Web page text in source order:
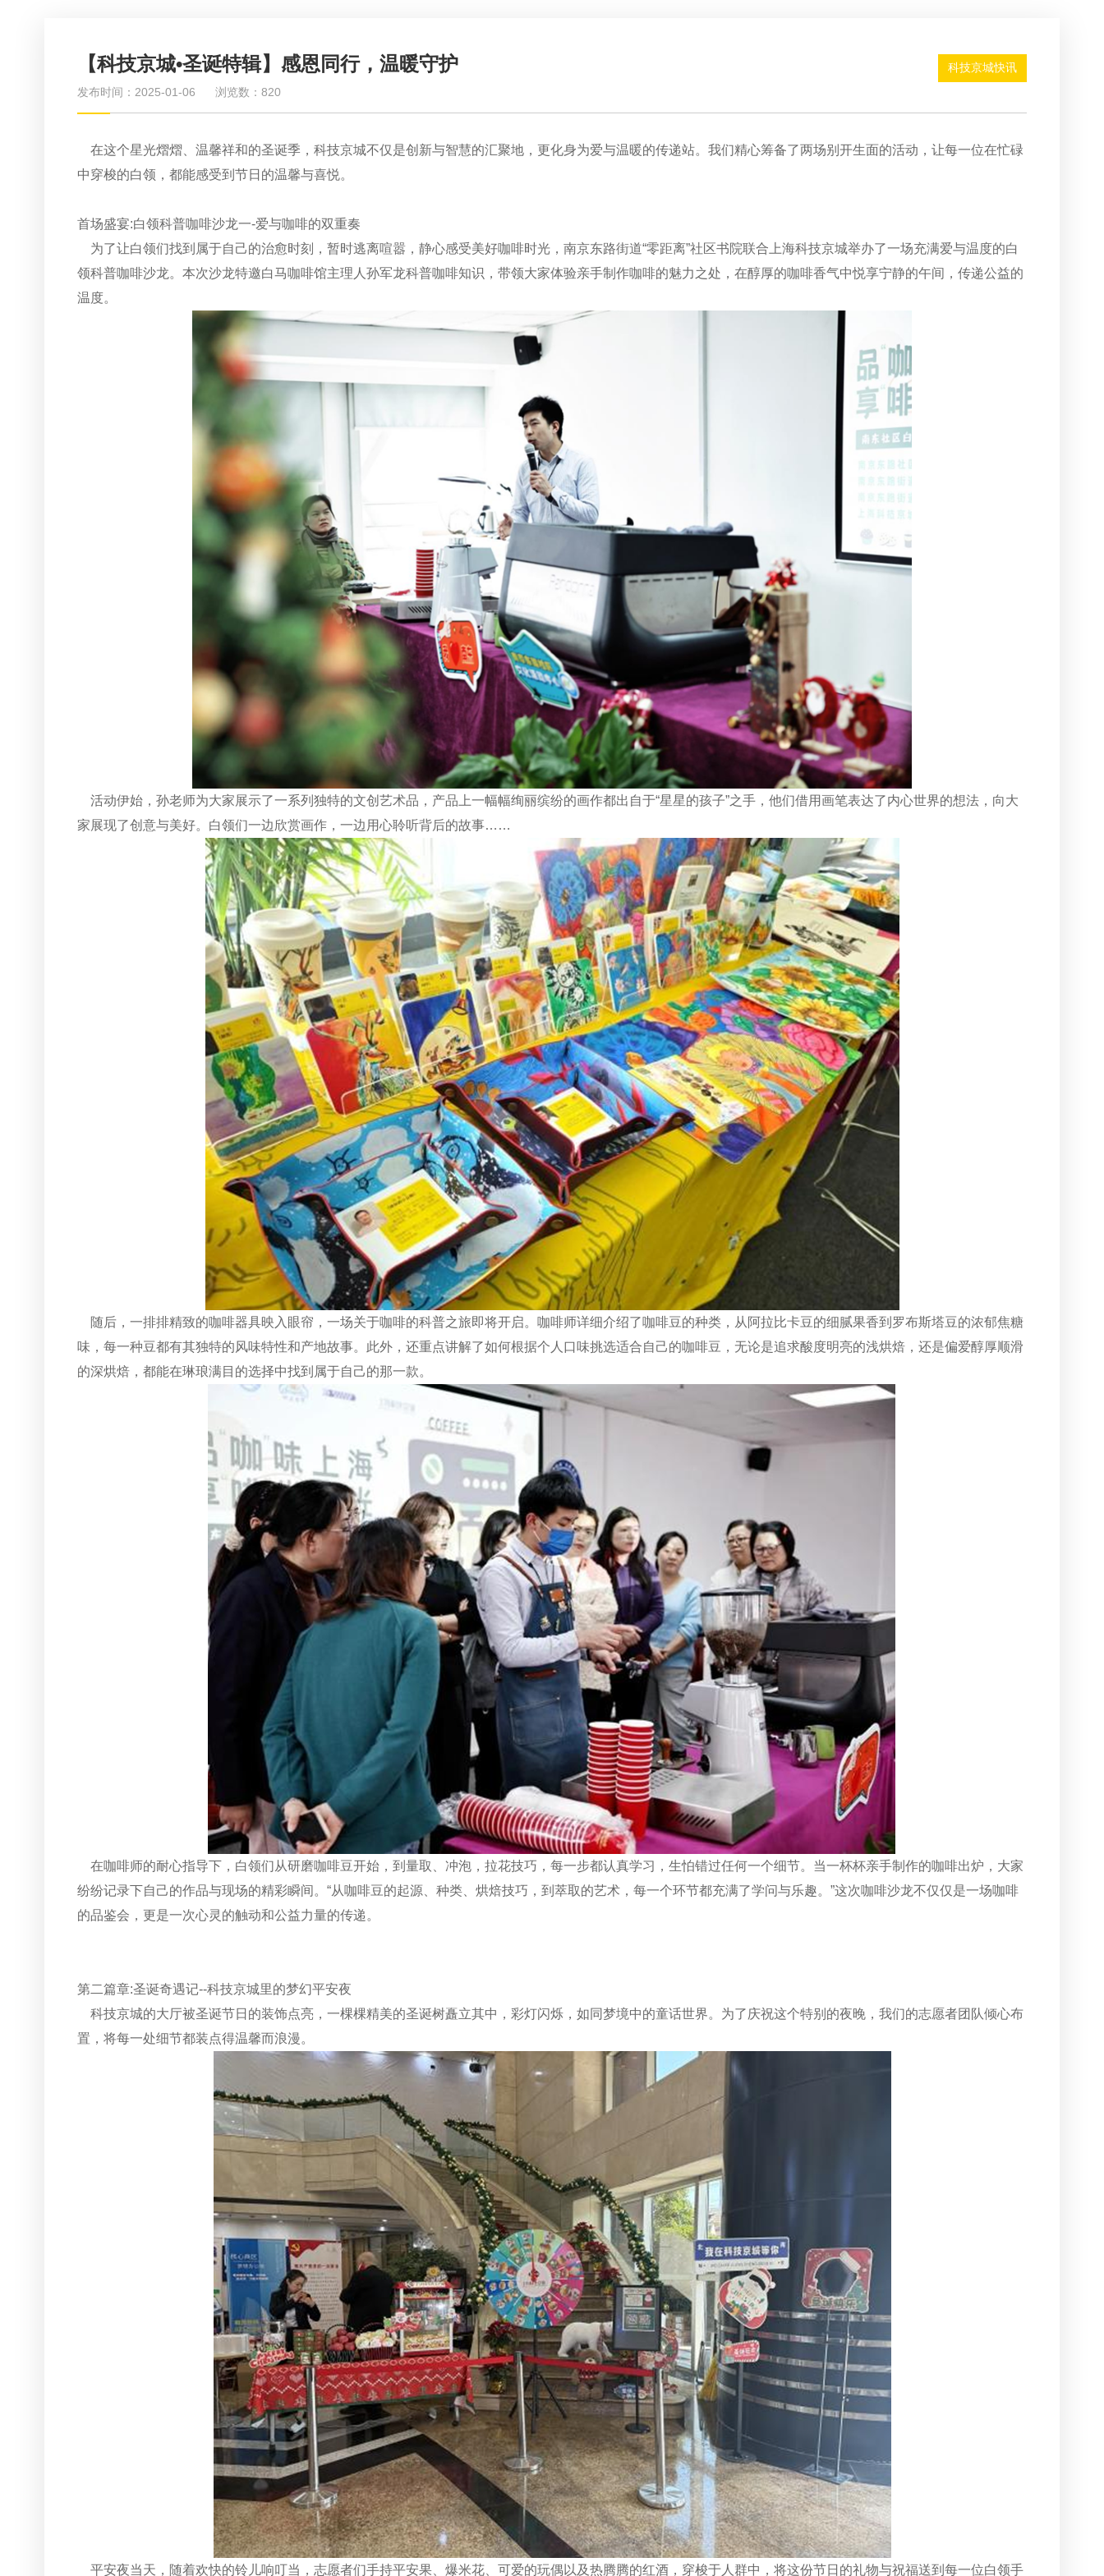
【科技京城•圣诞特辑】感恩同行，温暖守护
科技京城快讯
发布时间：2025-01-06
浏览数：820
在这个星光熠熠、温馨祥和的圣诞季，科技京城不仅是创新与智慧的汇聚地，更化身为爱与温暖的传递站。我们精心筹备了两场别开生面的活动，让每一位在忙碌
中穿梭的白领，都能感受到节日的温馨与喜悦。
首场盛宴:白领科普咖啡沙龙一-爱与咖啡的双重奏
为了让白领们找到属于自己的治愈时刻，暂时逃离喧嚣，静心感受美好咖啡时光，南京东路街道“零距离”社区书院联合上海科技京城举办了一场充满爱与温度的白
领科普咖啡沙龙。本次沙龙特邀白马咖啡馆主理人孙军龙科普咖啡知识，带领大家体验亲手制作咖啡的魅力之处，在醇厚的咖啡香气中悦享宁静的午间，传递公益的
温度。
活动伊始，孙老师为大家展示了一系列独特的文创艺术品，产品上一幅幅绚丽缤纷的画作都出自于“星星的孩子”之手，他们借用画笔表达了内心世界的想法，向大
家展现了创意与美好。白领们一边欣赏画作，一边用心聆听背后的故事……
随后，一排排精致的咖啡器具映入眼帘，一场关于咖啡的科普之旅即将开启。咖啡师详细介绍了咖啡豆的种类，从阿拉比卡豆的细腻果香到罗布斯塔豆的浓郁焦糖
味，每一种豆都有其独特的风味特性和产地故事。此外，还重点讲解了如何根据个人口味挑选适合自己的咖啡豆，无论是追求酸度明亮的浅烘焙，还是偏爱醇厚顺滑
的深烘焙，都能在琳琅满目的选择中找到属于自己的那一款。
在咖啡师的耐心指导下，白领们从研磨咖啡豆开始，到量取、冲泡，拉花技巧，每一步都认真学习，生怕错过任何一个细节。当一杯杯亲手制作的咖啡出炉，大家
纷纷记录下自己的作品与现场的精彩瞬间。“从咖啡豆的起源、种类、烘焙技巧，到萃取的艺术，每一个环节都充满了学问与乐趣。”这次咖啡沙龙不仅仅是一场咖啡
的品鉴会，更是一次心灵的触动和公益力量的传递。
第二篇章:圣诞奇遇记--科技京城里的梦幻平安夜
科技京城的大厅被圣诞节日的装饰点亮，一棵棵精美的圣诞树矗立其中，彩灯闪烁，如同梦境中的童话世界。为了庆祝这个特别的夜晚，我们的志愿者团队倾心布
置，将每一处细节都装点得温馨而浪漫。
平安夜当天，随着欢快的铃儿响叮当，志愿者们手持平安果、爆米花、可爱的玩偶以及热腾腾的红酒，穿梭于人群中，将这份节日的礼物与祝福送到每一位白领手